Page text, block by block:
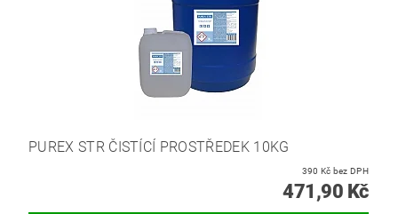
PUREX STR ČISTÍCÍ PROSTŘEDEK 10KG
390 Kč bez DPH
471,90 Kč